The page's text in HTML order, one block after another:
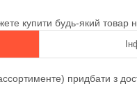
купити будь-який товар
придбати з